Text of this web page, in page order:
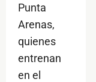
Punta
Arenas,
quienes
entrenan
en el